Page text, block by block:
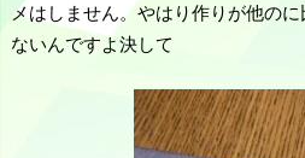
メはしません。やはり作りが他の
ないんですよ決して